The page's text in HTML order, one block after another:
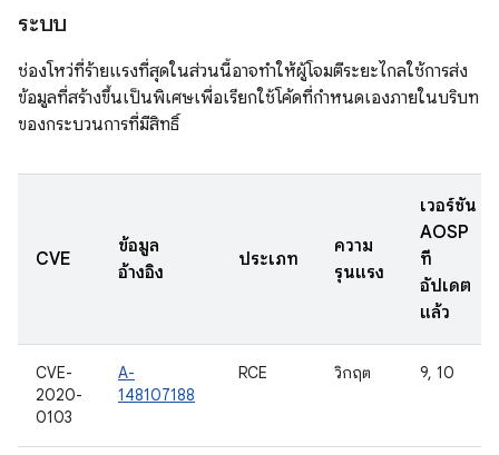
ระบบ
ช่องโหว่ที่ร้ายแรงที่สุดในส่วนนี้อาจทำให้ผู้โจมตีระยะไกลใช้การส่ง
ข้อมูลที่สร้างขึ้นเป็นพิเศษเพื่อเรียกใช้โค้ดที่กำหนดเองภายในบริบท
ของกระบวนการที่มีสิทธิ์
CVE
ข้อมูล
อ้างอิง
ประเภท
ความ
รุนแรง
เวอร์ชัน
AOSP
ที่
อัปเดต
แล้ว
CVE-
2020-
0103
A-
148107188
RCE วิกฤต 9, 10